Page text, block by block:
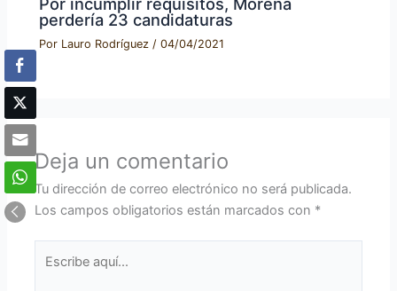
perdería 23 candidaturas
Por Lauro Rodríguez /04/04/2021
Deja un comentario
Tu dirección de correo electrónico no será publicada.
Los campos obligatorios están marcados con *
aquí...